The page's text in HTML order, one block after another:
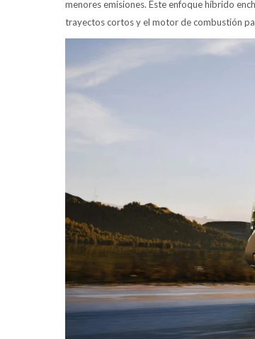
menores emisiones. Este enfoque híbrido
trayectos cortos y el motor de combustión